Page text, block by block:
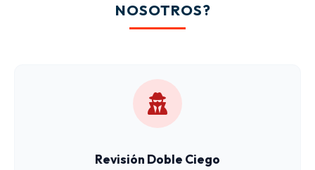
NOSOTROS?
Revisión Doble Ciego